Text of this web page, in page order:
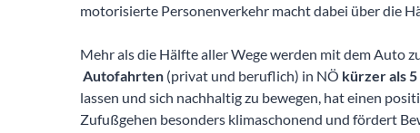
motorisierte Personenverkehr macht dabei über die
Mehr als die Hälfte aller Wege werden mit dem Auto
Autofahrten (privat und beruflich) in NÖ kürzer als
lassen und sich nachhaltig zu bewegen, hat einen
Zufußgehen besonders klimaschonend und fördert